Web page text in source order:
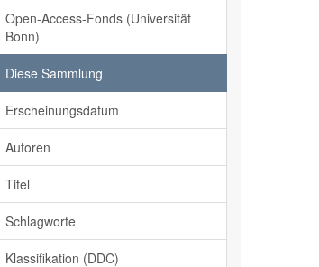
Open-Access-Fonds (Universität
Bonn)
Diese Sammlung
Erscheinungsdatum
Autoren
Titel
Schlagworte
Klassifikation (DDC)